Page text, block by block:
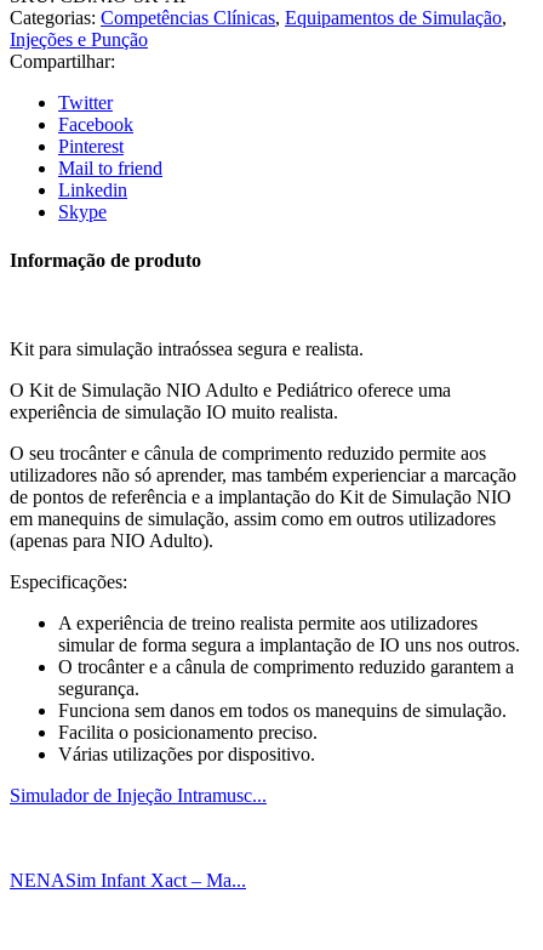
Categorias: Competências Clínicas, Equipamentos de Simulação,
Injeções e Punção
Compartilhar:
Twitter
Facebook
Pinterest
Mail to friend
Linkedin
Skype
Informação de produto
Kit para simulação intraóssea segura e realista.
O Kit de Simulação NIO Adulto e Pediátrico oferece uma
experiência de simulação IO muito realista.
O seu trocânter e cânula de comprimento reduzido permite aos
utilizadores não só aprender, mas também experienciar a marcação
de pontos de referência e a implantação do Kit de Simulação NIO
em manequins de simulação, assim como em outros utilizadores
(apenas para NIO Adulto).
Especificações:
A experiência de treino realista permite aos utilizadores
simular de forma segura a implantação de IO uns nos outros.
O trocânter e a cânula de comprimento reduzido garantem a
segurança.
Funciona sem danos em todos os manequins de simulação.
Facilita o posicionamento preciso.
Várias utilizações por dispositivo.
Simulador de Injeção Intramusc...
NENASim Infant Xact – Ma...